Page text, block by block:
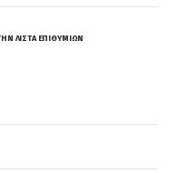
ΛΊΣΤΑ ΕΠΙΘΥΜΙΏΝ